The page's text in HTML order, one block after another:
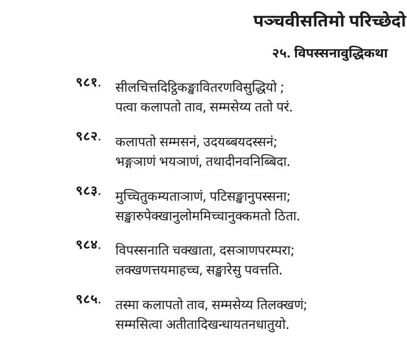
पञ्चवीसतिमो परिच्छेदो
२५. विपस्सनावुद्धिकथा
९८१. सीलचित्तदिट्ठिकङ्खावितरणविसुद्धियो ;
पत्वा कलापतो ताव, सम्मसेय्य ततो परं.
९८२.
कलापतो सम्मसनं, उदयब्बयदस्सनं;
भङ्गञाणं भयञाणं, तथादीनवनिब्बिदा.
९८३.
मुच्चितुकम्यताञाणं, पटिसङ्खानुपस्सना;
सङ्खारुपेक्खानुलोममिच्चानुक्कमतो ठिता.
९८४.
विपस्सनाति चक्खाता, दसञाणपरम्परा;
लक्खणत्तयमाहच्च, सङ्खारेसु पवत्तति.
९८५.
तस्मा कलापतो ताव, सम्मसेय्य तिलक्खणं;
सम्मसित्वा अतीतादिखन्धायतनधातुयो.